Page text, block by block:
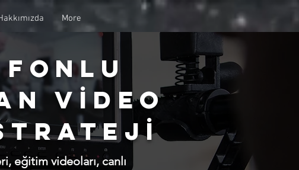
More
Fonlu
Vİdeo
eğitim videoları, canlı